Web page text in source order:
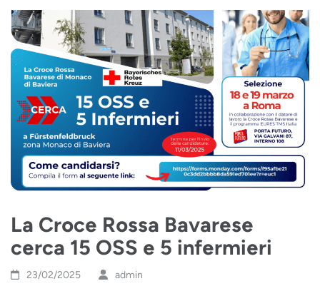
La Croce Rossa Bavarese
cerca 15 OSS e 5 infermieri
23/02/2025 admin